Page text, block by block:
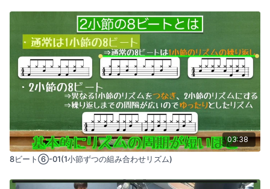
- パターンが変化する中で、スネアの入る箇所が最初と最後に加わ
り、9割程度完成になります。
03:38
8ビート⑥-01(1小節ずつの組み合わせリズム)